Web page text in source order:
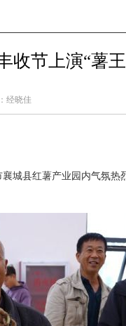
收节上演“薯
经晓佳
县红薯产业园内气氛热